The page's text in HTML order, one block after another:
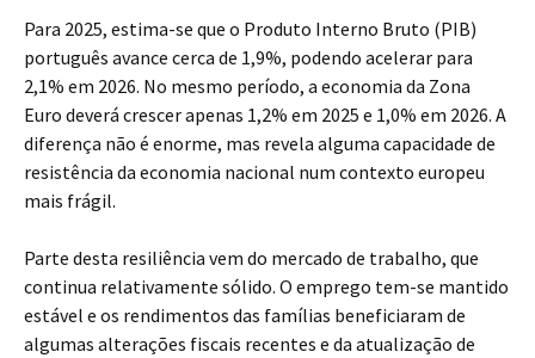
Para 2025, estima-se que o Produto Interno Bruto (PIB)
português avance cerca de 1,9%, podendo acelerar para
2,1% em 2026. No mesmo período, a economia da Zona
Euro deverá crescer apenas 1,2% em 2025 e 1,0% em 2026. A
diferença não é enorme, mas revela alguma capacidade de
resistência da economia nacional num contexto europeu
mais frágil.
Parte desta resiliência vem do mercado de trabalho, que
continua relativamente sólido. O emprego tem-se mantido
estável e os rendimentos das famílias beneficiaram de
algumas alterações fiscais recentes e da atualização de